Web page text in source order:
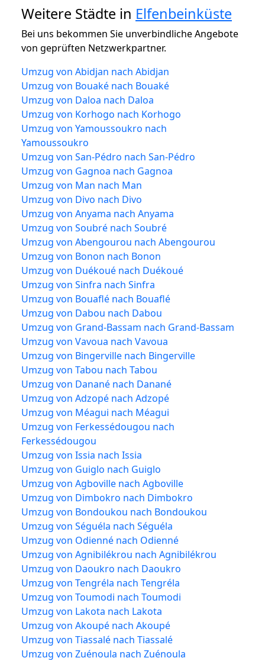
Weitere Städte in Elfenbeinküste
Bei uns bekommen Sie unverbindliche Angebote
von geprüften Netzwerkpartner.
Umzug von Abidjan nach Abidjan
Umzug von Bouaké nach Bouaké
Umzug von Daloa nach Daloa
Umzug von Korhogo nach Korhogo
Umzug von Yamoussoukro nach
Yamoussoukro
Umzug von San-Pédro nach San-Pédro
Umzug von Gagnoa nach Gagnoa
Umzug von Man nach Man
Umzug von Divo nach Divo
Umzug von Anyama nach Anyama
Umzug von Soubré nach Soubré
Umzug von Abengourou nach Abengourou
Umzug von Bonon nach Bonon
Umzug von Duékoué nach Duékoué
Umzug von Sinfra nach Sinfra
Umzug von Bouaflé nach Bouaflé
Umzug von Dabou nach Dabou
Umzug von Grand-Bassam nach Grand-Bassam
Umzug von Vavoua nach Vavoua
Umzug von Bingerville nach Bingerville
Umzug von Tabou nach Tabou
Umzug von Danané nach Danané
Umzug von Adzopé nach Adzopé
Umzug von Méagui nach Méagui
Umzug von Ferkessédougou nach
Ferkessédougou
Umzug von Issia nach Issia
Umzug von Guiglo nach Guiglo
Umzug von Agboville nach Agboville
Umzug von Dimbokro nach Dimbokro
Umzug von Bondoukou nach Bondoukou
Umzug von Séguéla nach Séguéla
Umzug von Odienné nach Odienné
Umzug von Agnibilékrou nach Agnibilékrou
Umzug von Daoukro nach Daoukro
Umzug von Tengréla nach Tengréla
Umzug von Toumodi nach Toumodi
Umzug von Lakota nach Lakota
Umzug von Akoupé nach Akoupé
Umzug von Tiassalé nach Tiassalé
Umzug von Zuénoula nach Zuénoula